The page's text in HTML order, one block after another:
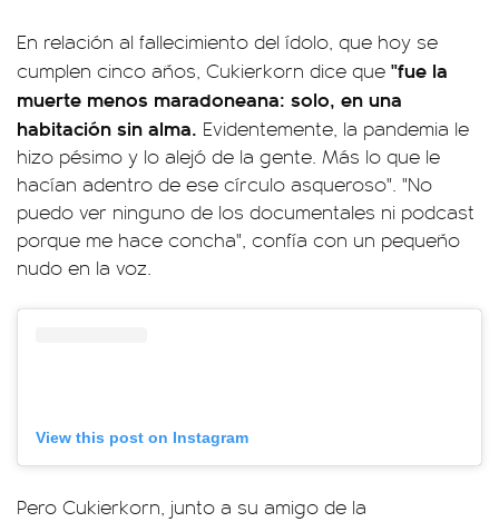
En relación al fallecimiento del ídolo, que hoy se
cumplen cinco años, Cukierkorn dice que "fue la
muerte menos maradoneana: solo, en una
habitación sin alma. Evidentemente, la pandemia le
hizo pésimo y lo alejó de la gente. Más lo que le
hacían adentro de ese círculo asqueroso". "No
puedo ver ninguno de los documentales ni podcast
porque me hace concha", confía con un pequeño
nudo en la voz.
View this post on Instagram
Pero Cukierkorn, junto a su amigo de la